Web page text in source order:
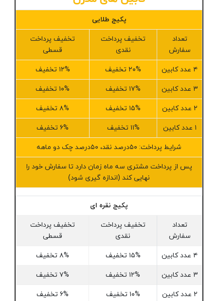
پکیج طلایی
تعداد
سفارش
تخفیف پرداخت
نقدی
تخفیف پرداخت
قسطی
۴ عدد کابین ۲۰% تخفیف ۱۲% تخفیف
۳ عدد کابین ۱۷% تخفیف ۱۰% تخفیف
۲ عدد کابین ۱۵% تخفیف ۸% تخفیف
۱ عدد کابین ۱۱% تخفیف ۶% تخفیف
شرایط پرداخت: ۵۰درصد نقد، ۵۰درصد چک دو ماهه
پس از پرداخت مشتری سه ماه زمان دارد تا سفارش خود را
نهایی کند (اندازه گیری شود)
پکیج نقره ای
تعداد
سفارش
تخفیف پرداخت
نقدی
تخفیف پرداخت
قسطی
۴ عدد کابین ۱۵% تخفیف ۸% تخفیف
۳ عدد کابین ۱۲% تخفیف ۷% تخفیف
۲ عدد کابین ۱۰% تخفیف ۶% تخفیف